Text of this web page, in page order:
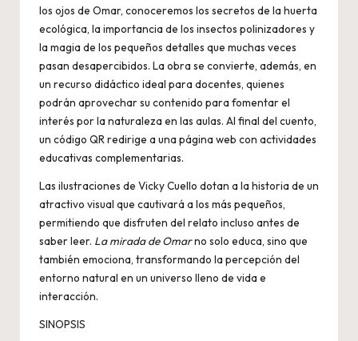
los ojos de Omar, conoceremos los secretos de la huerta
ecológica, la importancia de los insectos polinizadores y
la magia de los pequeños detalles que muchas veces
pasan desapercibidos. La obra se convierte, además, en
un recurso didáctico ideal para docentes, quienes
podrán aprovechar su contenido para fomentar el
interés por la naturaleza en las aulas. Al final del cuento,
un código QR redirige a una página web con actividades
educativas complementarias.
Las ilustraciones de Vicky Cuello dotan a la historia de un
atractivo visual que cautivará a los más pequeños,
permitiendo que disfruten del relato incluso antes de
saber leer. La mirada de Omarno solo educa, sino que
también emociona, transformando la percepción del
entorno natural en un universo lleno de vida e
interacción.
SINOPSIS